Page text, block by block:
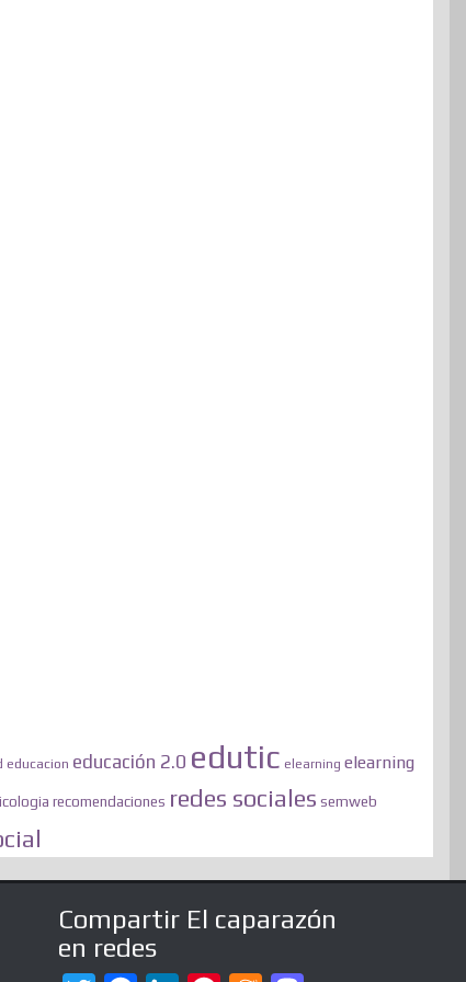
educacion educación 2.0 edutic elearning elearning
recomendaciones redes sociales semweb
Compartir El caparazón
en redes